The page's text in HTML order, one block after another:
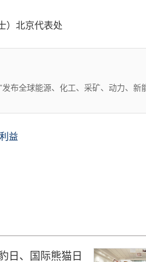
）北京代表处
发布全球能源、化工、采矿、动力、
益
日、国际熊猫日